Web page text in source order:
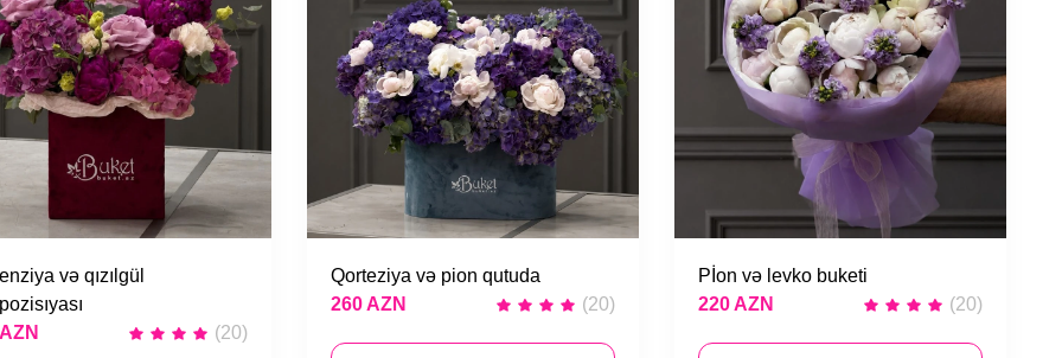
və qızılgül
(20)
Qorteziya və pion qutuda
260 AZN
(20)
Pİon və levko buketi
220 AZN
(20)